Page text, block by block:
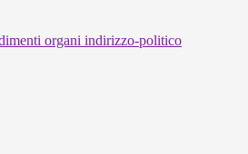
organi indirizzo-politico